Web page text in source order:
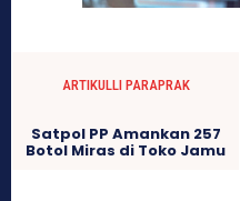
ARTIKULLI PARAPRAK
Satpol PP Amankan 257
Botol Miras di Toko Jamu